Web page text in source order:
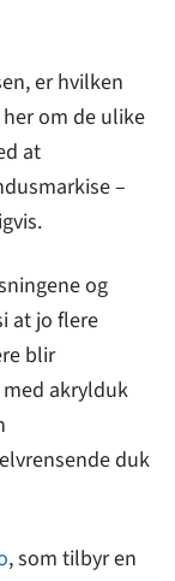
er hvilken
om de ulike
at
–
og
at jo flere
blir
akrylduk
duk
, som tilbyr en